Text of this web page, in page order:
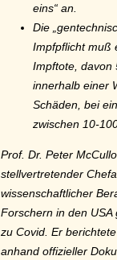
eins“ an.
Die
Impfpflicht muß
Impftote, davon
innerhalb einer
Schäden, bei
zwischen 10-
Prof. Dr. Peter
stellvertretender
wissenschaftlicher
Forschern in den
zu Covid. Er
anhand offizieller